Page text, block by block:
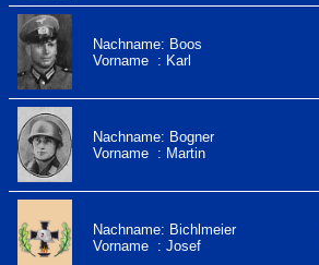
Nachname: Boos
Vorname : Karl
Nachname: Bogner
Vorname : Martin
Nachname: Bichlmeier
Vorname : Josef